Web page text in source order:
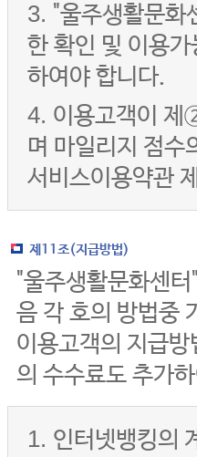
3. "울주생활문화
한 확인 및 이용
하여야 합니다.
4. 이용고객이 제
며 마일리지 점수
서비스이용약관
제11조(지급방법)
"울주생활문화센
음 각 호의 방법중
이용고객의 지급
의 수수료도 추가
1. 인터넷뱅킹의